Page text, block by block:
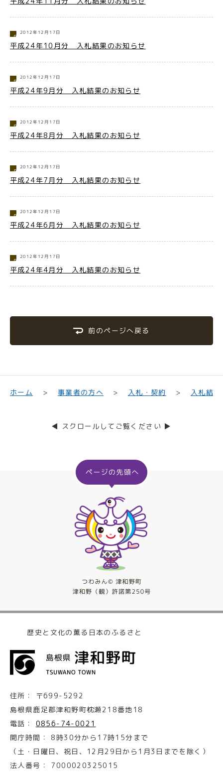
2012年12月17日
平成24年10月分 入札結果のお知らせ
2012年12月17日
平成24年9月分 入札結果のお知らせ
2012年12月17日
平成24年8月分 入札結果のお知らせ
2012年12月17日
平成24年7月分 入札結果のお知らせ
2012年12月17日
平成24年6月分 入札結果のお知らせ
2012年12月17日
平成24年4月分 入札結果のお知らせ
前のページへ戻る
ホーム 事業者の方へ 入札・契約 入札結
◀ スクロールしてご覧ください ▶
歴史と文化の薫る日本のふるさと
住所：
〒699-5292
島根県鹿足郡津和野町枕瀬218番地18
電話：
0856-74-0021
開庁時間：
8時30分から17時15分まで
（土・日曜日、祝日、12月29日から1月3日までを除く）
法人番号：
7000020325015